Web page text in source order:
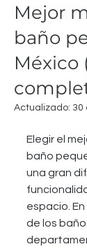
Mejor
baño
México
Actualizado: 30
Elegir el
baño
una gran
espacio.
de los